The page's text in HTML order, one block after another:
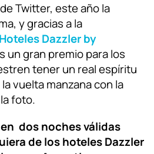
Twitter, este año la
y gracias a la
Hoteles Dazzler by
un gran premio para los
tener un real espíritu
vuelta manzana con la
foto.
dos noches válidas
de los hoteles Dazzler